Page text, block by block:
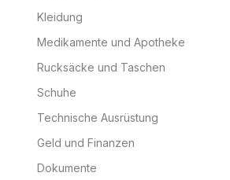
Kleidung
Medikamente und Apotheke
Rucksäcke und Taschen
Schuhe
Technische Ausrüstung
Geld und Finanzen
Dokumente